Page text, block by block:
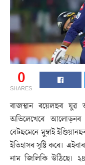
0
SHARES
ৰাজস্থান ৰয়েলছৰ যুৱ
অভিলেখেৰে আলোড়নৰ
বেটছমেনে মুম্বাই
ইতিহাসৰ সৃষ্টি কৰে।
নাম জিলিকি উঠিছে। ২৪